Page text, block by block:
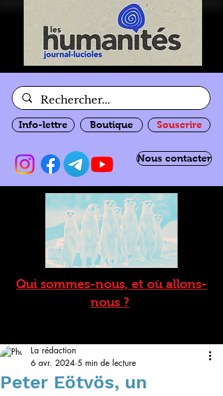
Info-lettre Boutique Souscrire
Nous contacter
Qui sommes-nous, et où allons-
nous ?
Peter Eötvös, un
La rédaction
6 avr. 2024 5 min de lecture